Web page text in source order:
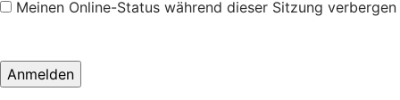
Meinen Online-Status während dieser Sitzung verbergen